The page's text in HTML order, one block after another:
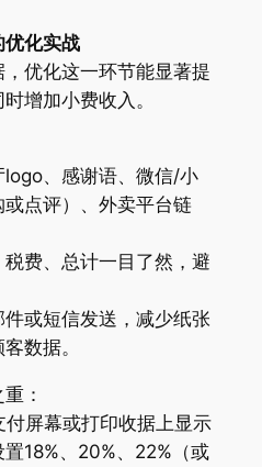
优化实战
优化这一环节能显著提
增加小费收入。
logo、感谢语、微信/小
点评）、外卖平台链
费、总计一目了然，避
或短信发送，减少纸张
数据。
：
屏幕或打印收据上显示
18%、20%、22%（或